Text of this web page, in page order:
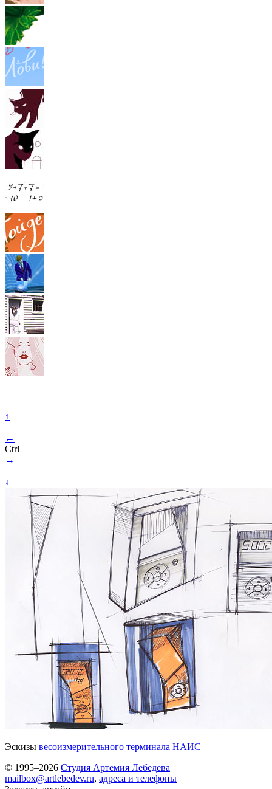
↑
←
Ctrl
→
↓
Эскизы весоизмерительного терминала НАИС
© 1995–2026 Студия Артемия Лебедева
mailbox@artlebedev.ru, адреса и телефоны